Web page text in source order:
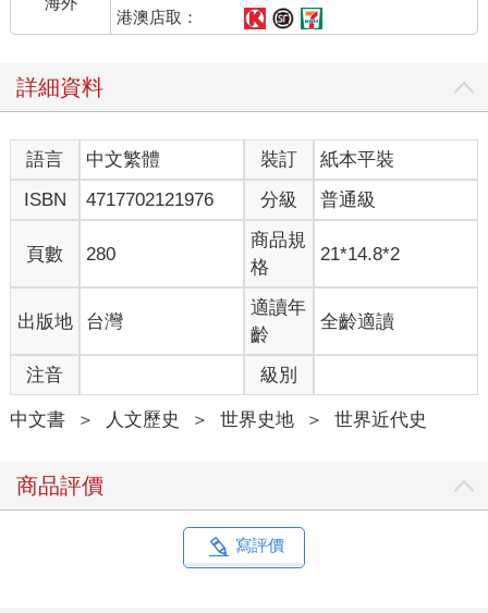
港澳店取：
詳細資料
語言 中文繁體 裝訂
紙本平裝
ISBN
4717702121976 分級 普通級
頁數 280
商品規
格
21*14.8*2
出版地 台灣
適讀年
齡
全齡適讀
注音 級別
中文書 ＞ 人文歷史 ＞ 世界史地 ＞ 世界近代史
商品評價
寫評價